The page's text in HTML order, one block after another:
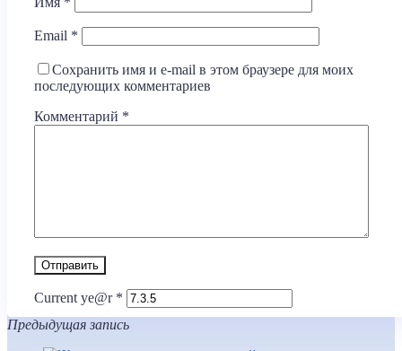
Email *
Сохранить имя и e-mail в этом браузере для моих
последующих комментариев
Комментарий *
Current ye@r *
Предыдущая запись